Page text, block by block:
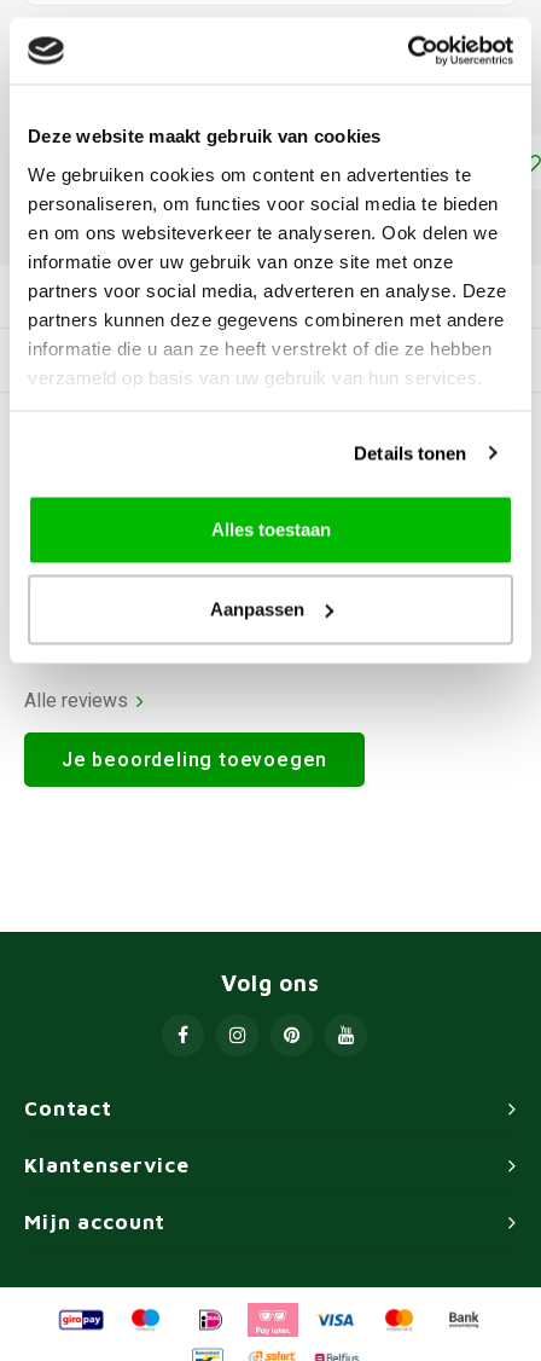
Deze website maakt gebruik van cookies
We gebruiken cookies om content en advertenties te
personaliseren, om functies voor social media te bieden
en om ons websiteverkeer te analyseren. Ook delen we
informatie over uw gebruik van onze site met onze
partners voor social media, adverteren en analyse. Deze
partners kunnen deze gegevens combineren met andere
informatie die u aan ze heeft verstrekt of die ze hebben
verzameld op basis van uw gebruik van hun services.
Details tonen
Alles toestaan
Aanpassen
€46,99
Toevoegen aan winkelwagen
DELEN:
Productomschrijving
Tags
0Reviews
Alle reviews
Je beoordeling toevoegen
Contact
Volg ons
Klantenservice
Mijn account